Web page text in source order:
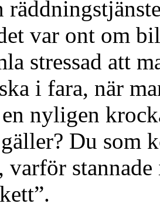
var ont om
stressad att
i fara, när
nyligen
Du som
varför